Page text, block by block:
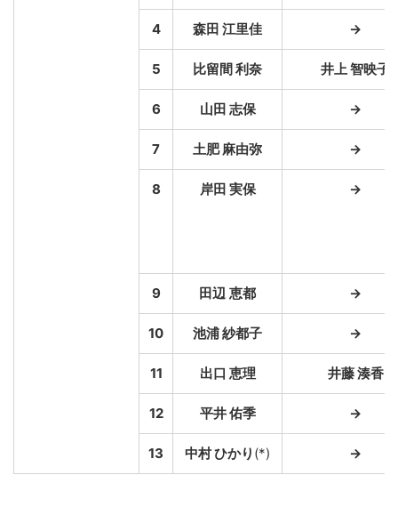
4 森田 江里佳 →
5 比留間 利奈 井上 智映子
6 山田 志保 →
7 土肥 麻由弥 →
8 岸田 実保 →
9 田辺 恵都 →
10 池浦 紗都子 →
11 出口 恵理 井藤 湊香
12 平井 佑季 →
13 中村 ひかり (*) →